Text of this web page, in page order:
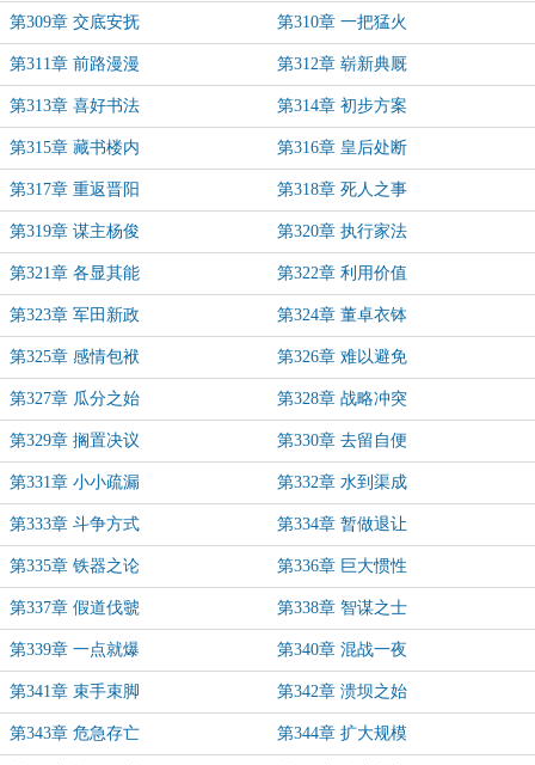
第309章 交底安抚 第310章 一把猛火
第311章 前路漫漫 第312章 崭新典厩
第313章 喜好书法 第314章 初步方案
第315章 藏书楼内 第316章 皇后处断
第317章 重返晋阳 第318章 死人之事
第319章 谋主杨俊 第320章 执行家法
第321章 各显其能 第322章 利用价值
第323章 军田新政 第324章 董卓衣钵
第325章 感情包袱 第326章 难以避免
第327章 瓜分之始 第328章 战略冲突
第329章 搁置决议 第330章 去留自便
第331章 小小疏漏 第332章 水到渠成
第333章 斗争方式 第334章 暂做退让
第335章 铁器之论 第336章 巨大惯性
第337章 假道伐虢 第338章 智谋之士
第339章 一点就爆 第340章 混战一夜
第341章 束手束脚 第342章 溃坝之始
第343章 危急存亡 第344章 扩大规模